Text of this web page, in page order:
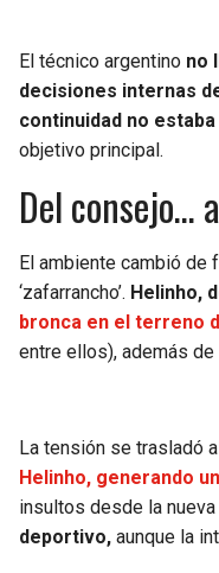
El técnico argentino no
decisiones internas
continuidad no
objetivo principal.
Del consejo…
El ambiente cambió de
‘zafarrancho’. Helinho,
bronca en el terreno
entre ellos), además de
La tensión se trasladó
Helinho, generando
insultos desde la
deportivo, aunque la